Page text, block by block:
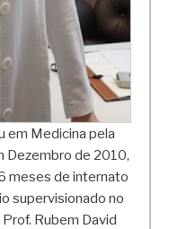
em Medicina pela
Dezembro de 2010,
meses de internato
supervisionado no
Rubem David